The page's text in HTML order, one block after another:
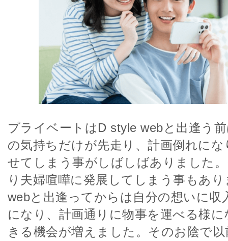
プライベートはD style webと出逢う
の気持ちだけが先走り、計画倒れに
せてしまう事がしばしばありました
り夫婦喧嘩に発展してしまう事もあ
webと出逢ってからは自分の想いに収
になり、計画通りに物事を運べる様
きる機会が増えました。そのお陰で